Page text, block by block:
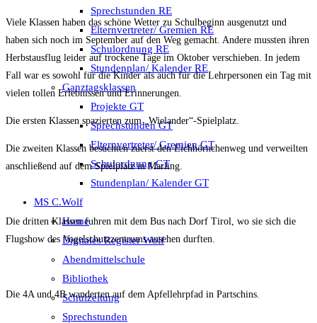
Sprechstunden RE
Elternvertreter/ Gremien RE
Schulordnung RE
Stundenplan/ Kalender RE
Ganztagsklassen
Projekte GT
Sprechstunden GT
Elternvertreter/ Gremien GT
Schulordnung GT
Stundenplan/ Kalender GT
MS C.Wolf
Home
Digitales Register Wolf
Abendmittelschule
Bibliothek
Schulzeitung
Sprechstunden
Viele Klassen haben das schöne Wetter zu Schulbeginn ausgenutzt und
haben sich noch im September auf den Weg gemacht. Andere mussten ihren
Herbstausflug leider auf trockene Tage im Oktober verschieben. In jedem
Fall war es sowohl für die Kinder als auch für die Lehrpersonen ein Tag mit
vielen tollen Erlebnissen und Erinnerungen.
Die ersten Klassen spazierten zum „Wielander“-Spielplatz.
Die zweiten Klassen besuchten zuerst den Eichhörnchenweg und verweilten
anschließend auf dem Spielplatz in Marling.
Die dritten Klassen fuhren mit dem Bus nach Dorf Tirol, wo sie sich die
Flugshow des Vogelschutzzentrums ansehen durften.
Die 4A und 4B wanderten auf dem Apfellehrpfad in Partschins.